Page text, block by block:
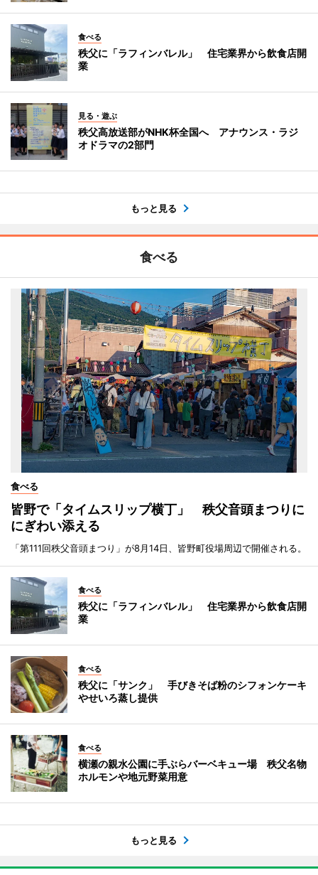
食べる
秩父に「ラフィンバレル」 住宅業界から飲食店開
業
見る・遊ぶ
秩父高放送部がNHK杯全国へ アナウンス・ラジ
オドラマの2部門
もっと見る
食べる
食べる
皆野で「タイムスリップ横丁」 秩父音頭まつりに
にぎわい添える
「第111回秩父音頭まつり」が8月14日、皆野町役場周辺で開催される。
食べる
秩父に「ラフィンバレル」 住宅業界から飲食店開
業
食べる
秩父に「サンク」 手びきそば粉のシフォンケーキ
やせいろ蒸し提供
食べる
横瀬の親水公園に手ぶらバーベキュー場 秩父名物
ホルモンや地元野菜用意
もっと見る